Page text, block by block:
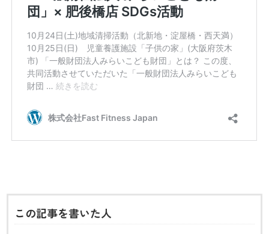
この記事を書いた人